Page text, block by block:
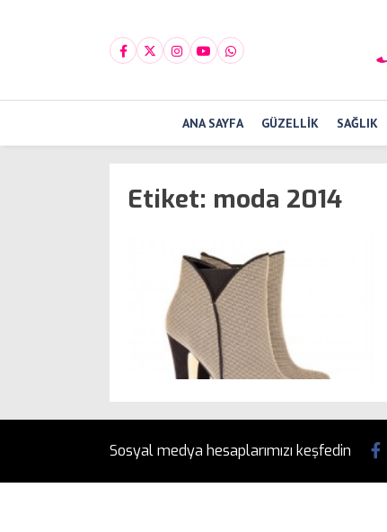
ANA SAYFA GÜZELLIK SAĞLIK
Etiket: moda 2014
Sosyal medya hesaplarımızı keşfedin